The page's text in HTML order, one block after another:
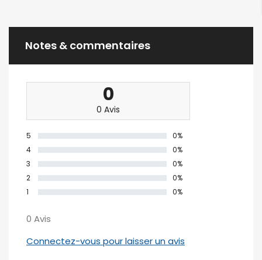
Notes & commentaires
0
0 Avis
5
0%
4
0%
3
0%
2
0%
1
0%
0 Avis
Connectez-vous pour laisser un avis